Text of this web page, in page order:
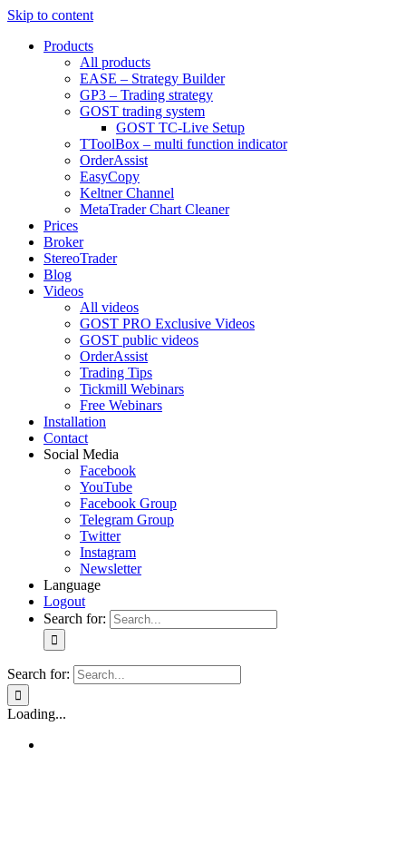
Skip to content
Products
All products
EASE – Strategy Builder
GP3 – Trading strategy
GOST trading system
GOST TC-Live Setup
TToolBox – multi function indicator
OrderAssist
EasyCopy
Keltner Channel
MetaTrader Chart Cleaner
Prices
Broker
StereoTrader
Blog
Videos
All videos
GOST PRO Exclusive Videos
GOST public videos
OrderAssist
Trading Tips
Tickmill Webinars
Free Webinars
Installation
Contact
Social Media
Facebook
YouTube
Facebook Group
Telegram Group
Twitter
Instagram
Newsletter
Language
Logout
Search for:
Search for:
Loading...